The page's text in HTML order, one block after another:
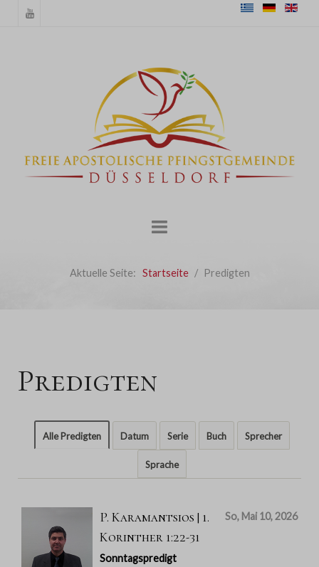
Aktuelle Seite: Startseite Predigten
Predigten
Alle Predigten Datum Serie Buch Sprecher
Sprache
So, Mai 10, 2026
P. Karamantsios | 1.
Korinther 1:22-31
Sonntagspredigt